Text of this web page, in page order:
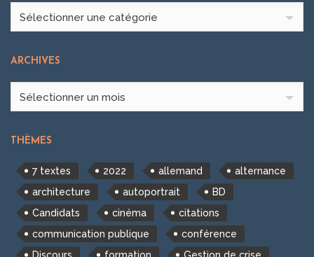
Catégories
Sélectionner une catégorie
ARCHIVES
Archives
Sélectionner un mois
THÈMES
7 textes 2022 allemand
alternance
architecture
autoportrait
BD
Candidats
cinéma
citations
communication publique
conférence
Discours
formation Gestion de crise